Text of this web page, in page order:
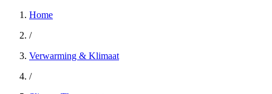
Home
/
Verwarming & Klimaat
/